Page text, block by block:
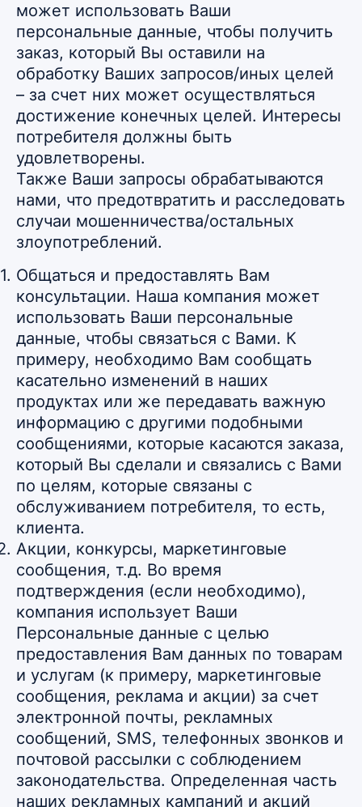
может использовать Ваши
персональные данные, чтобы получить
заказ, который Вы оставили на
обработку Ваших запросов/иных целей
– за счет них может осуществляться
достижение конечных целей. Интересы
потребителя должны быть
удовлетворены.
Также Ваши запросы обрабатываются
нами, что предотвратить и расследовать
случаи мошенничества/остальных
злоупотреблений.
Общаться и предоставлять Вам
консультации. Наша компания может
использовать Ваши персональные
данные, чтобы связаться с Вами. К
примеру, необходимо Вам сообщать
касательно изменений в наших
продуктах или же передавать важную
информацию с другими подобными
сообщениями, которые касаются заказа,
который Вы сделали и связались с Вами
по целям, которые связаны с
обслуживанием потребителя, то есть,
клиента.
Акции, конкурсы, маркетинговые
сообщения, т.д. Во время
подтверждения (если необходимо),
компания использует Ваши
Персональные данные с целью
предоставления Вам данных по товарам
и услугам (к примеру, маркетинговые
сообщения, реклама и акции) за счет
электронной почты, рекламных
сообщений, SMS, телефонных звонков и
почтовой рассылки с соблюдением
законодательства. Определенная часть
наших рекламных кампаний и акций